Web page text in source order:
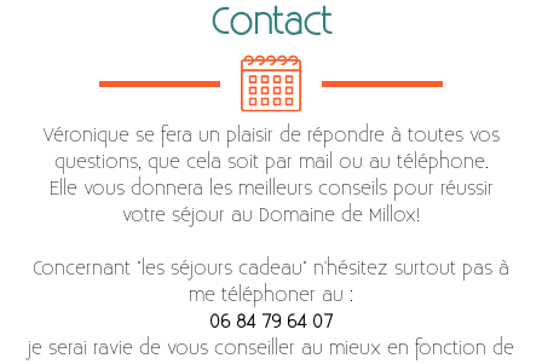
Contact
Véronique se fera un plaisir de répondre à toutes vos
questions, que cela soit par mail ou au téléphone.
Elle vous donnera les meilleurs conseils pour réussir
votre séjour au Domaine de Millox!
Concernant "les séjours cadeau" n'hésitez surtout pas à
me téléphoner au :
06 84 79 64 07
je serai ravie de vous conseiller au mieux en fonction de